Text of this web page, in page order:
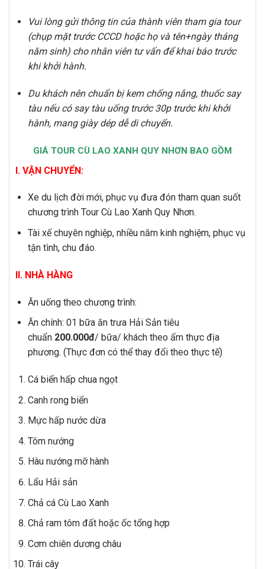
Vui lòng gửi thông tin của thành viên tham gia tour
(chụp mặt trước CCCD hoặc họ và tên+ngày tháng
năm sinh) cho nhân viên tư vấn để khai báo trước
khi khởi hành.
Du khách nên chuẩn bị kem chống nắng, thuốc say
tàu nếu có say tàu uống trước 30p trước khi khởi
hành, mang giày dép dễ di chuyển.
GIÁ TOUR CÙ LAO XANH QUY NHƠN BAO GỒM
I. VẬN CHUYỂN:
Xe du lịch đời mới, phục vụ đưa đón tham quan suốt
chương trình Tour Cù Lao Xanh Quy Nhơn.
Tài xế chuyên nghiệp, nhiều năm kinh nghiệm, phục vụ
tận tình, chu đáo.
II. NHÀ HÀNG
Ăn uống theo chương trình:
Ăn chính: 01 bữa ăn trưa Hải Sản tiêu
chuẩn 200.000đ/ bữa/ khách theo ẩm thực địa
phương. (Thực đơn có thể thay đổi theo thực tế)
Cá biển hấp chua ngọt
Canh rong biển
Mực hấp nước dừa
Tôm nướng
Hàu nướng mỡ hành
Lẩu Hải sản
Chả cá Cù Lao Xanh
Chả ram tôm đất hoặc ốc tổng hợp
Cơm chiên dương châu
Trái cây